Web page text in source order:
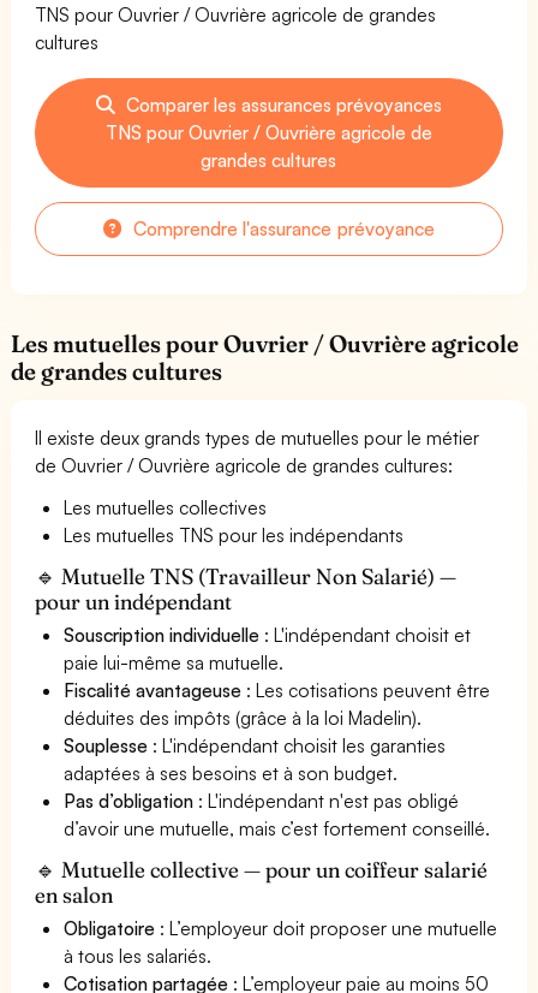
TNS pour Ouvrier / Ouvrière agricole de grandes
cultures
Comparer les assurances prévoyances
TNS pour Ouvrier / Ouvrière agricole de
grandes cultures
Comprendre l'assurance prévoyance
Les mutuelles pour Ouvrier / Ouvrière agricole
de grandes cultures
Il existe deux grands types de mutuelles pour le métier
de Ouvrier / Ouvrière agricole de grandes cultures:
Les mutuelles collectives
Les mutuelles TNS pour les indépendants
🔹 Mutuelle TNS (Travailleur Non Salarié) —
pour un indépendant
Souscription individuelle : L'indépendant choisit et
paie lui-même sa mutuelle.
Fiscalité avantageuse : Les cotisations peuvent être
déduites des impôts (grâce à la loi Madelin).
Souplesse : L'indépendant choisit les garanties
adaptées à ses besoins et à son budget.
Pas d’obligation : L'indépendant n'est pas obligé
d’avoir une mutuelle, mais c’est fortement conseillé.
🔹 Mutuelle collective — pour un coiffeur salarié
en salon
Obligatoire : L’employeur doit proposer une mutuelle
à tous les salariés.
Cotisation partagée : L’employeur paie au moins 50